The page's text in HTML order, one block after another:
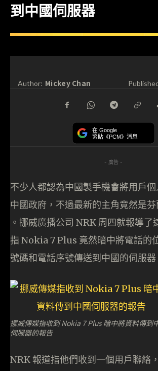
到中國伺服器
Author: Mickey Chan
在 Google
緊貼《PCM》消息
- 廣告 -
不少人都認為中國製手機會將用戶個
中國政府，不過最新的主角竟然是
。挪威廣播公司 NRK 周四就報導了
指 Nokia 7 Plus 竟然暗中將電話的
號碼和電話序號傳送到中國的伺服器
挪威傳媒指收到 Nokia 7 Plus 暗中將資料傳到
伺服器的報告
NRK 報道指他們收到一個用戶聯絡